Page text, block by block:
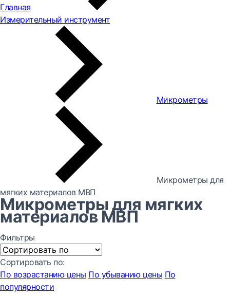
Главная
Измерительный инструмент
Микрометры
Микрометры для
мягких материалов МВП
Микрометры для мягких
материалов МВП
Фильтры
Сортировать по:
По возрастанию цены По убыванию цены По
популярности